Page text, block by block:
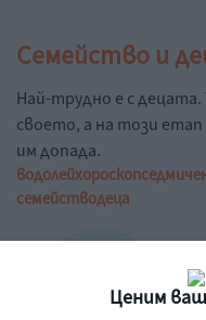
Ценим
Семейство и
Най-трудно е с
своето, а на този
им допада.
водолейхороскоп
семействодеца
Коментари